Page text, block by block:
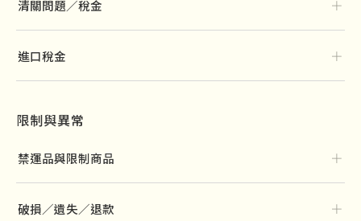
清關問題／稅金 ＋
進口稅金 ＋
限制與異常
禁運品與限制商品 ＋
破損／遺失／退款 ＋